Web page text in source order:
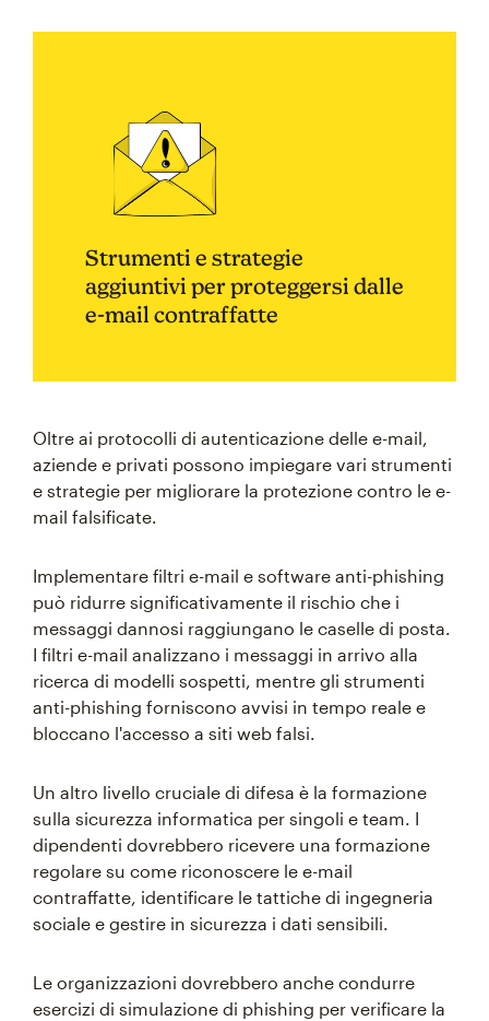
Strumenti e strategie
aggiuntivi per proteggersi dalle
e-mail contraffatte
Oltre ai protocolli di autenticazione delle e-mail,
aziende e privati possono impiegare vari strumenti
e strategie per migliorare la protezione contro le e-
mail falsificate.
Implementare filtri e-mail e software anti-phishing
può ridurre significativamente il rischio che i
messaggi dannosi raggiungano le caselle di posta.
I filtri e-mail analizzano i messaggi in arrivo alla
ricerca di modelli sospetti, mentre gli strumenti
anti-phishing forniscono avvisi in tempo reale e
bloccano l'accesso a siti web falsi.
Un altro livello cruciale di difesa è la formazione
sulla sicurezza informatica per singoli e team. I
dipendenti dovrebbero ricevere una formazione
regolare su come riconoscere le e-mail
contraffatte, identificare le tattiche di ingegneria
sociale e gestire in sicurezza i dati sensibili.
Le organizzazioni dovrebbero anche condurre
esercizi di simulazione di phishing per verificare la